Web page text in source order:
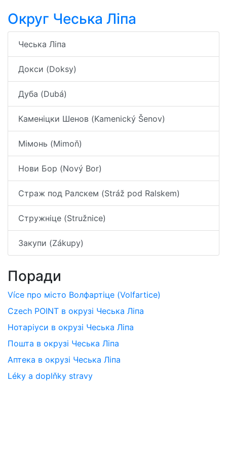
Округ Чеська Ліпа
Чеська Ліпа
Докси (Doksy)
Дуба (Dubá)
Каменіцки Шенов (Kamenický Šenov)
Мімонь (Mimoň)
Нови Бор (Nový Bor)
Страж под Ралскем (Stráž pod Ralskem)
Стружніце (Stružnice)
Закупи (Zákupy)
Поради
Více про місто Волфартіце (Volfartice)
Czech POINT в окрузі Чеська Ліпа
Нотаріуси в окрузі Чеська Ліпа
Пошта в окрузі Чеська Ліпа
Аптека в окрузі Чеська Ліпа
Léky a doplňky stravy